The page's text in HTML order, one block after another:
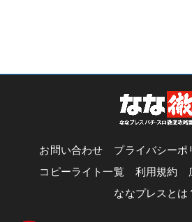
お問い合わせ プライバシーポ
コピーライト一覧
利用規約
ななプレスとは